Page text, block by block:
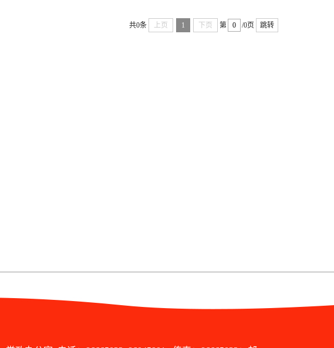
共0条 上页 1 下页 第 /0页 跳转